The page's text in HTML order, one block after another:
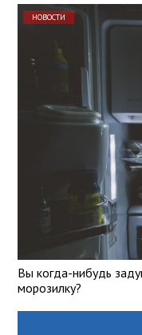
НОВОСТИ
Вы когда-нибудь
морозилку?